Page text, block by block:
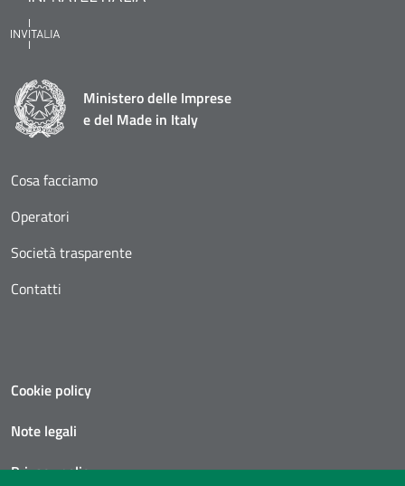
Ministero delle Imprese
e del Made in Italy
Cosa facciamo
Operatori
Società trasparente
Contatti
Cookie policy
Note legali
Privacy policy